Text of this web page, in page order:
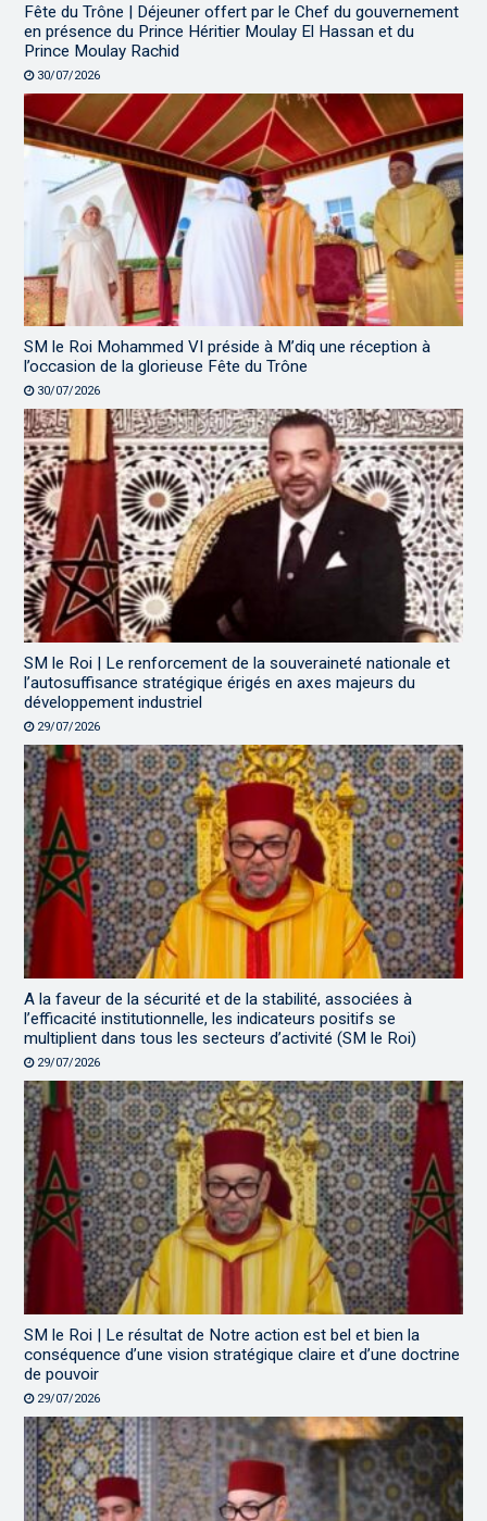
Fête du Trône | Déjeuner offert par le Chef du gouvernement
en présence du Prince Héritier Moulay El Hassan et du
Prince Moulay Rachid
30/07/2026
SM le Roi Mohammed VI préside à M’diq une réception à
l’occasion de la glorieuse Fête du Trône
30/07/2026
SM le Roi | Le renforcement de la souveraineté nationale et
l’autosuffisance stratégique érigés en axes majeurs du
développement industriel
29/07/2026
A la faveur de la sécurité et de la stabilité, associées à
l’efficacité institutionnelle, les indicateurs positifs se
multiplient dans tous les secteurs d’activité (SM le Roi)
29/07/2026
SM le Roi | Le résultat de Notre action est bel et bien la
conséquence d’une vision stratégique claire et d’une doctrine
de pouvoir
29/07/2026